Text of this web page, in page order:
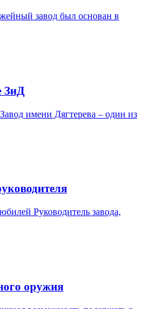
завод был основан в
ЗиД
имени Дягтерева – один из
Руководитель завода,
оружия